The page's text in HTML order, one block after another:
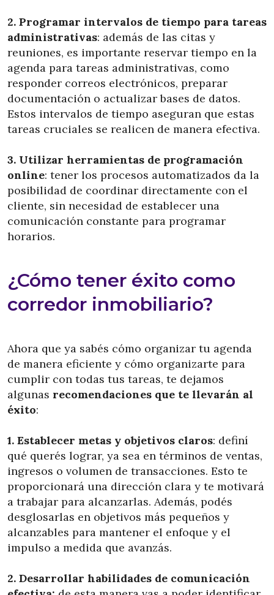
2. Programar intervalos de tiempo para tareas
administrativas: además de las citas y
reuniones, es importante reservar tiempo en la
agenda para tareas administrativas, como
responder correos electrónicos, preparar
documentación o actualizar bases de datos.
Estos intervalos de tiempo aseguran que estas
tareas cruciales se realicen de manera efectiva.
3. Utilizar herramientas de programación
online: tener los procesos automatizados da la
posibilidad de coordinar directamente con el
cliente, sin necesidad de establecer una
comunicación constante para programar
horarios.
¿Cómo tener éxito como
corredor inmobiliario?
Ahora que ya sabés cómo organizar tu agenda
de manera eficiente y cómo organizarte para
cumplir con todas tus tareas, te dejamos
algunas recomendaciones que te llevarán al
éxito:
1. Establecer metas y objetivos claros: definí
qué querés lograr, ya sea en términos de ventas,
ingresos o volumen de transacciones. Esto te
proporcionará una dirección clara y te motivará
a trabajar para alcanzarlas. Además, podés
desglosarlas en objetivos más pequeños y
alcanzables para mantener el enfoque y el
impulso a medida que avanzás.
2. Desarrollar habilidades de comunicación